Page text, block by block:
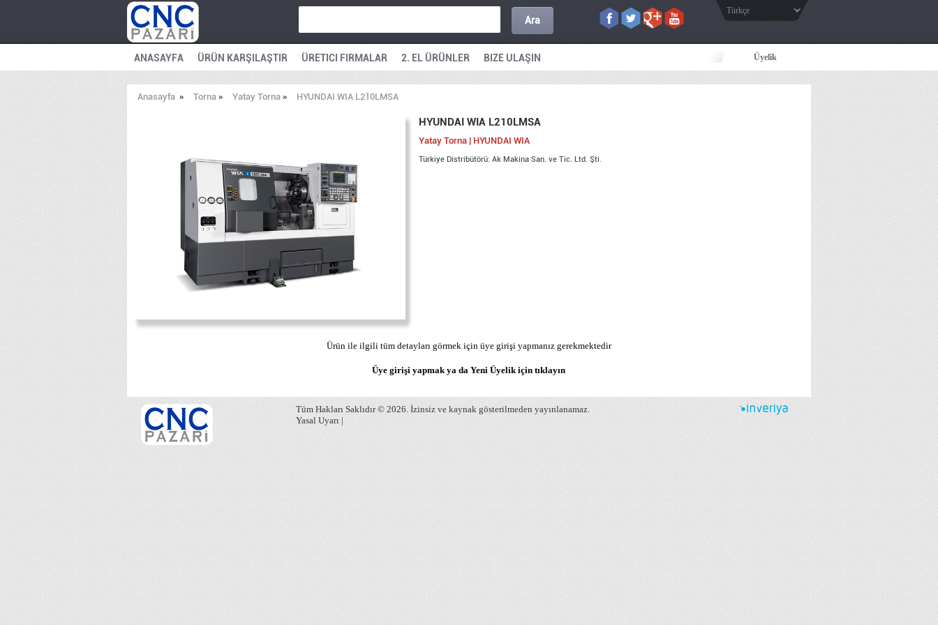
Ara
Türkçe
ANASAYFA ÜRÜN KARŞILAŞTIR ÜRETICI FIRMALAR 2. EL ÜRÜNLER BIZE ULAŞIN Üyelik
Anasayfa» Torna» Yatay Torna» HYUNDAI WIA L210LMSA
HYUNDAI WIA L210LMSA
Yatay Torna | HYUNDAI WIA
Türkiye Distribütörü: Ak Makina San. ve Tic. Ltd. Şti.
Ürün ile ilgili tüm detayları görmek için üye girişi yapmanız gerekmektedir
Üye girişi yapmak ya da Yeni Üyelik içintıklayın
Tüm Hakları Saklıdır © 2026. İzinsiz ve kaynak gösterilmeden yayınlanamaz.
Yasal Uyarı |